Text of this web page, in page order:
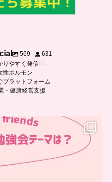
569
631
りやすく発信
性ホルモン
プラットフォーム
・健康経営支援
勉強会